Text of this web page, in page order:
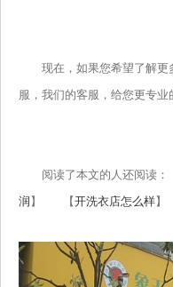
现在，如果您希望了解更
服，我们的客服，给您更专业
阅读了本文的人还阅读：
润 】 【开洗衣店怎么样】